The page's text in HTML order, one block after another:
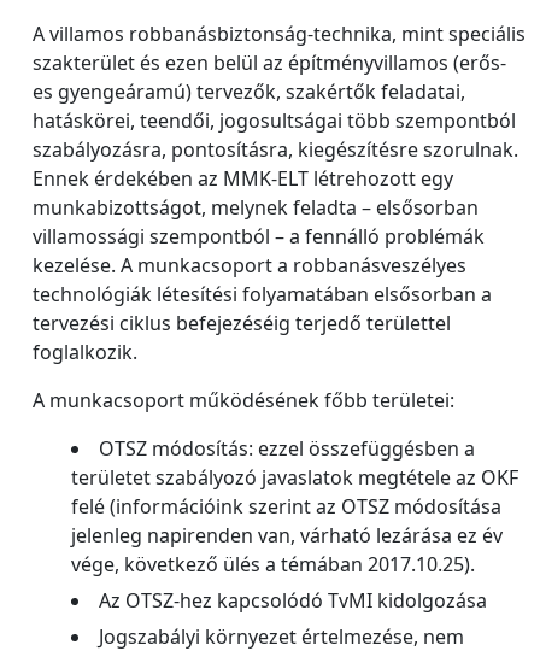
A villamos robbanásbiztonság-technika, mint speciális
szakterület és ezen belül az építményvillamos (erős-
es gyengeáramú) tervezők, szakértők feladatai,
hatáskörei, teendői, jogosultságai több szempontból
szabályozásra, pontosításra, kiegészítésre szorulnak.
Ennek érdekében az MMK-ELT létrehozott egy
munkabizottságot, melynek feladta – elsősorban
villamossági szempontból – a fennálló problémák
kezelése. A munkacsoport a robbanásveszélyes
technológiák létesítési folyamatában elsősorban a
tervezési ciklus befejezéséig terjedő területtel
foglalkozik.
A munkacsoport működésének főbb területei:
OTSZ módosítás: ezzel összefüggésben a
területet szabályozó javaslatok megtétele az OKF
felé (információink szerint az OTSZ módosítása
jelenleg napirenden van, várható lezárása ez év
vége, következő ülés a témában 2017.10.25).
Az OTSZ-hez kapcsolódó TvMI kidolgozása
Jogszabályi környezet értelmezése, nem